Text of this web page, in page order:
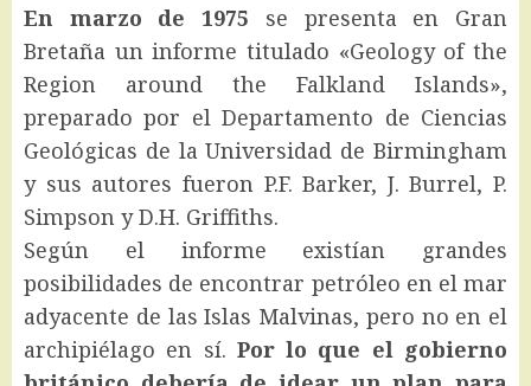
En marzo de 1975 se presenta en Gran
Bretaña un informe titulado «Geology of the
Region around the Falkland Islands»,
preparado por el Departamento de Ciencias
Geológicas de la Universidad de Birmingham
y sus autores fueron P.F. Barker, J. Burrel, P.
Simpson y D.H. Griffiths.
Según el informe existían grandes
posibilidades de encontrar petróleo en el mar
adyacente de las Islas Malvinas, pero no en el
archipiélago en sí. Por lo que el gobierno